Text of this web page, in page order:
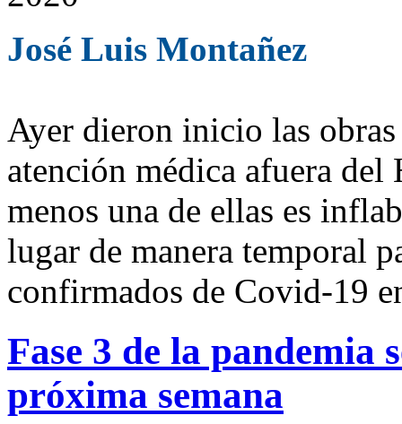
José Luis Montañez
Ayer dieron inicio las
atención médica afuera
menos una de ellas es
lugar de manera temporal
confirmados de Covid-19
Fase 3 de la pandemia
próxima semana